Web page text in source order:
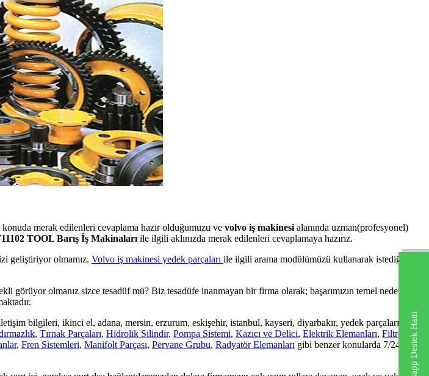
konuda merak edilenleri cevaplama hazır olduğumuzu ve volvo iş makinesi alanında uzman(profesyonel)
TOOL Barış İş Makinaları ile ilgili aklınızda merak edilenleri cevaplamaya hazırız.
geliştiriyor olmamız. Volvo iş makinesi yedek parçaları ile ilgili arama modülümüzü kullanarak istediğiniz
görüyor olmanız sizce tesadüf mü? Biz tesadüfe inanmayan bir firma olarak; başarımızın temel nedeninin
bilgileri, ikinci el, adana, mersin, erzurum, eskişehir, istanbul, kayseri, diyarbakır, yedek parçaları,
, Tırnak Parçaları, Hidrolik Silindir, Pompa Sistemi, Kazıcı ve Delici, Elektrik Elemanları, Filtre
, Fren Sistemleri, Manifolt Parçası, Pervane Grubu, Radyatör Elemanları gibi benzer konularda 7/24
Whatsapp Destek Hattı